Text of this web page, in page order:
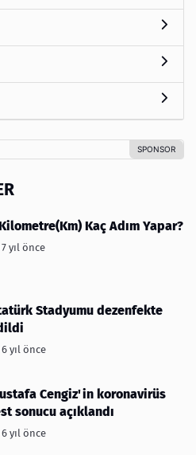
Kaç Adım Yapar?
7 yıl önce
Stadyumu dezenfekte
6 yıl önce
Cengiz'in koronavirüs
sonucu açıklandı
6 yıl önce